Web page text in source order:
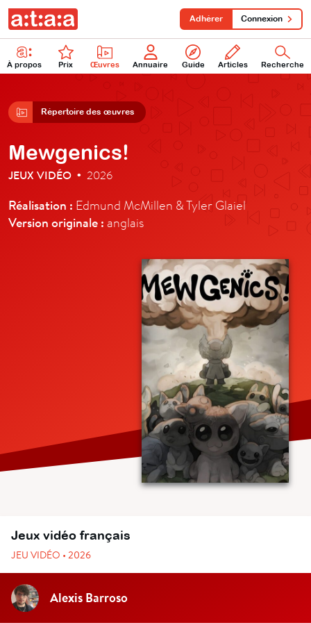
À propos Prix Œuvres Annuaire Guide Articles Recherche
Adhérer Connexion
Répertoire des œuvres
Mewgenics!
JEUX VIDÉO • 2026
Réalisation : Edmund McMillen & Tyler Glaiel
Version originale : anglais
Jeux vidéo français
JEU VIDÉO • 2026
Alexis Barroso